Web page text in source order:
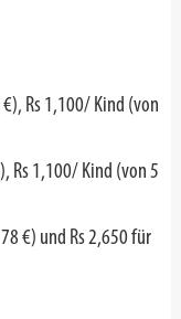
Rs 1,100/ Kind (von
Rs 1,100/ Kind (von 5
€) und Rs 2,650 für